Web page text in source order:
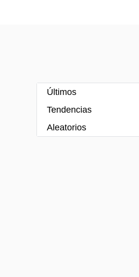
Últimos
Tendencias
Aleatorios